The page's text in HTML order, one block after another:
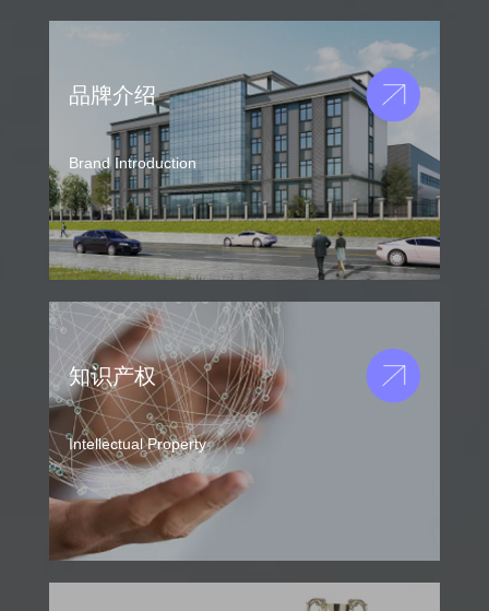
品牌介绍
Brand Introduction
知识产权
Intellectual Property